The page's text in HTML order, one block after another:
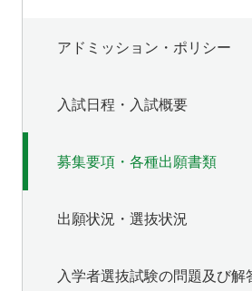
アドミッション・ポリシー
入試日程・入試概要
募集要項・各種出願書類
出願状況・選抜状況
入学者選抜試験の問題及び解